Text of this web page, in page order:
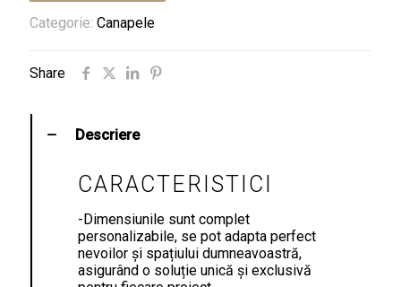
Categorie: Canapele
Share
Descriere
CARACTERISTICI
-Dimensiunile sunt complet
personalizabile, se pot adapta perfect
nevoilor și spațiului dumneavoastră,
asigurând o soluție unică și exclusivă